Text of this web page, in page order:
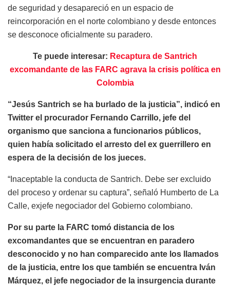
de seguridad y desapareció en un espacio de
reincorporación en el norte colombiano y desde entonces
se desconoce oficialmente su paradero.
Te puede interesar: Recaptura de Santrich
excomandante de las FARC agrava la crisis política en
Colombia
“Jesús Santrich se ha burlado de la justicia”, indicó en
Twitter el procurador Fernando Carrillo, jefe del
organismo que sanciona a funcionarios públicos,
quien había solicitado el arresto del ex guerrillero en
espera de la decisión de los jueces.
“Inaceptable la conducta de Santrich. Debe ser excluido
del proceso y ordenar su captura”, señaló Humberto de La
Calle, exjefe negociador del Gobierno colombiano.
Por su parte la FARC tomó distancia de los
excomandantes que se encuentran en paradero
desconocido y no han comparecido ante los llamados
de la justicia, entre los que también se encuentra Iván
Márquez, el jefe negociador de la insurgencia durante